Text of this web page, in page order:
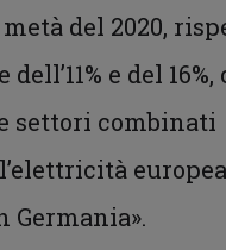
del 2020,
e del 16%,
settori combinati
europea
Germania».